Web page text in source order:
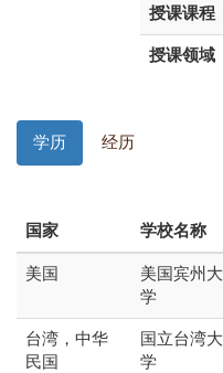
授课课程
授课领域
学历 经历
国家 学校名称
美国
美国宾州大
学
台湾，中华
民国
国立台湾大
学